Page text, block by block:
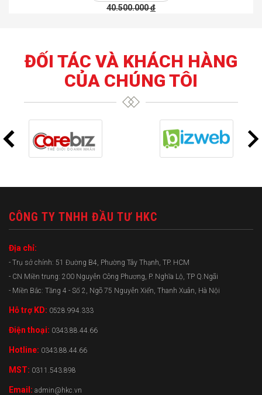
40.500.000đ
ĐỐI TÁC VÀ KHÁCH HÀNG
CỦA CHÚNG TÔI
CÔNG TY TNHH ĐẦU TƯ HKC
Địa chỉ:
- Trụ sở chính: 51 Đường B4, Phường Tây Thạnh, TP. HCM
- CN Miền trung: 200 Nguyễn Công Phương, P. Nghĩa Lộ, TP Q.Ngãi
- Miền Bắc: Tầng 4 - Số 2, Ngõ 75 Nguyễn Xiển, Thanh Xuân, Hà Nội
Hỗ trợ KD: 0528.994.333
Điện thoại: 0343.88.44.66
Hotline: 0343.88.44.66
MST: 0311.543.898
Email: admin@hkc.vn